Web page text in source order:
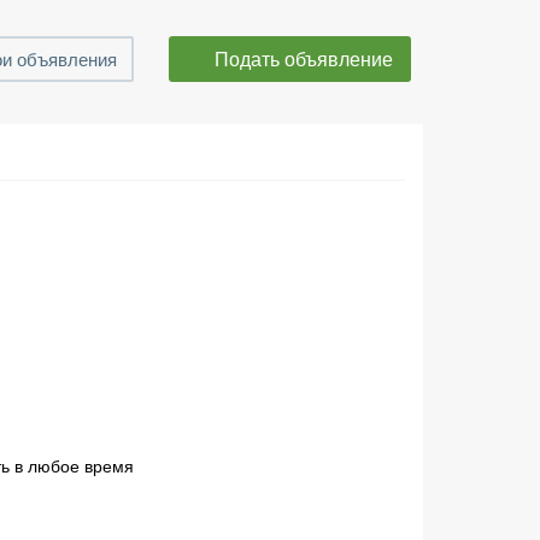
объявления Подать объявление
в любое время